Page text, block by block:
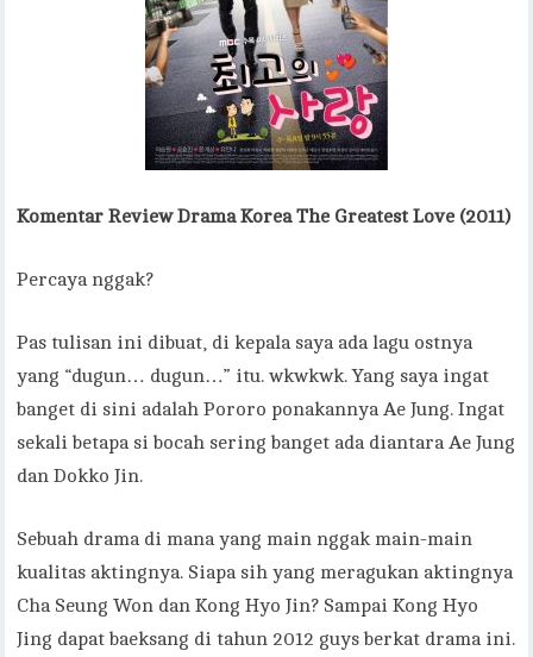
Komentar Review Drama Korea The Greatest Love (2011)
Percaya nggak?
Pas tulisan ini dibuat, di kepala saya ada lagu ostnya
yang “dugun… dugun…” itu. wkwkwk. Yang saya ingat
banget di sini adalah Pororo ponakannya Ae Jung. Ingat
sekali betapa si bocah sering banget ada diantara Ae Jung
dan Dokko Jin.
Sebuah drama di mana yang main nggak main-main
kualitas aktingnya. Siapa sih yang meragukan aktingnya
Cha Seung Won dan Kong Hyo Jin? Sampai Kong Hyo
Jing dapat baeksang di tahun 2012 guys berkat drama ini.